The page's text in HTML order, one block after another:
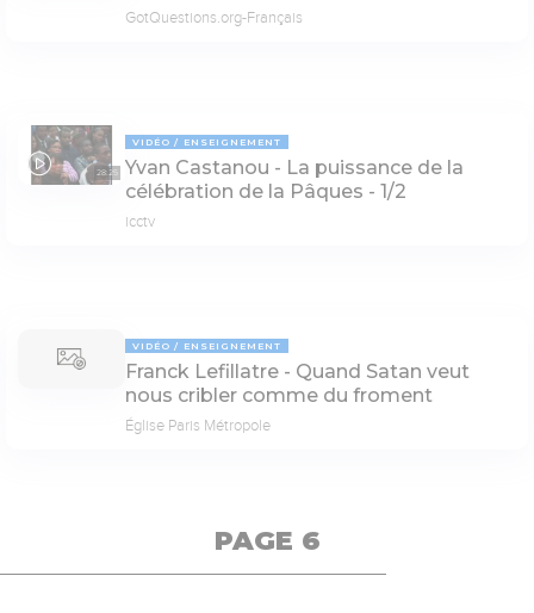
GotQuestions.org-Français
28:25
VIDÉO ENSEIGNEMENT
Yvan Castanou - La puissance de la
célébration de la Pâques - 1/2
icctv
VIDÉO ENSEIGNEMENT
Franck Lefillatre - Quand Satan veut
nous cribler comme du froment
Église Paris Métropole
PAGE 6